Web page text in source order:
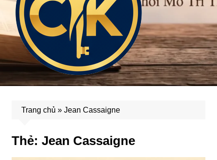
Trang chủ » Jean Cassaigne
Thẻ: Jean Cassaigne